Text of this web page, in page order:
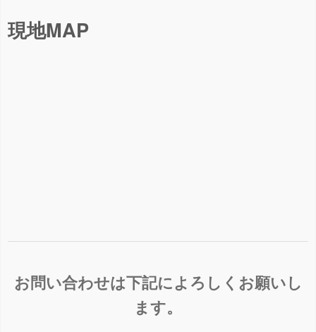
現地MAP
お問い合わせは下記によろしくお願いし
ます。